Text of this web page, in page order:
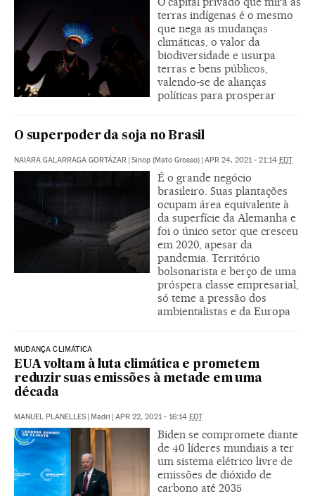
terras indígenas é o mesmo
que nega as mudanças
climáticas, o valor da
biodiversidade e usurpa
terras e bens públicos,
valendo-se de alianças
políticas para prosperar
O superpoder da soja no Brasil
NAIARA GALARRAGA GORTÁZAR | Sinop (Mato Grosso) | APR 24, 2021 - 21:14 EDT
É o grande negócio
brasileiro. Suas plantações
ocupam área equivalente à
da superfície da Alemanha e
foi o único setor que cresceu
em 2020, apesar da
pandemia. Território
bolsonarista e berço de uma
próspera classe empresarial,
só teme a pressão dos
ambientalistas e da Europa
MUDANÇA CLIMÁTICA
EUA voltam à luta climática e prometem
reduzir suas emissões à metade em uma
década
MANUEL PLANELLES | Madri | APR 22, 2021 - 16:14 EDT
Biden se compromete diante
de 40 líderes mundiais a ter
um sistema elétrico livre de
emissões de dióxido de
carbono até 2035